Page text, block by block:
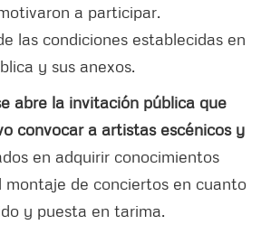
a participar.
las condiciones establecidas en
y sus anexos.
abre la invitación pública que
convocar a artistas escénicos y
en adquirir conocimientos
montaje de conciertos en cuanto
y puesta en tarima.